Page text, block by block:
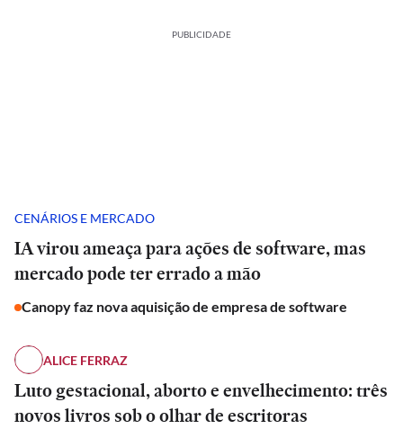
PUBLICIDADE
CENÁRIOS E MERCADO
IA virou ameaça para ações de software, mas
mercado pode ter errado a mão
Canopy faz nova aquisição de empresa de software
ALICE FERRAZ
Luto gestacional, aborto e envelhecimento: três
novos livros sob o olhar de escritoras